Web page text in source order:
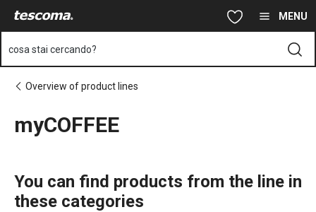
Vai al contenuto principale MENU
cosa stai cercando?
Overview of product lines
myCOFFEE
You can find products from the line in
these categories